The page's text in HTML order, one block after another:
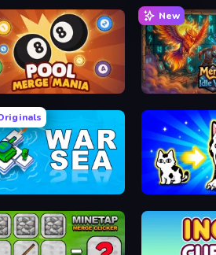
Merge Mania
New
Merge Idle War
Strange Cats